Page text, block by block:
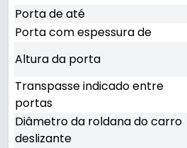
Porta de até
Porta com espessura de
Altura da porta
Transpasse indicado entre
portas
Diâmetro da roldana do carro
deslizante